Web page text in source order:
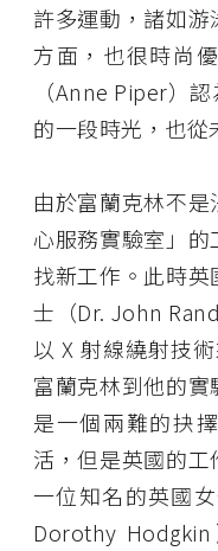
許多運動，諸如
方面，也很時尚
（Anne Piper）
的一段時光，也從
由於富蘭克林不
心服務實驗室」
找新工作。此時
士（Dr. John
以 X 射線繞射技
富蘭克林到他的
是一個兩難的抉
活，但是英國的
一位知名的英國
Dorothy